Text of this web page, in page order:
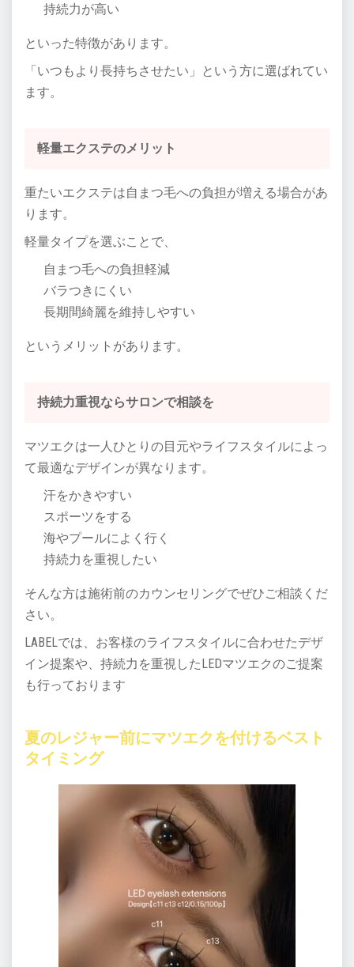
持続力が高い
といった特徴があります。
「いつもより長持ちさせたい」という方に選ばれてい
ます。
軽量エクステのメリット
重たいエクステは自まつ毛への負担が増える場合があ
ります。
軽量タイプを選ぶことで、
自まつ毛への負担軽減
バラつきにくい
長期間綺麗を維持しやすい
というメリットがあります。
持続力重視ならサロンで相談を
マツエクは一人ひとりの目元やライフスタイルによっ
て最適なデザインが異なります。
汗をかきやすい
スポーツをする
海やプールによく行く
持続力を重視したい
そんな方は施術前のカウンセリングでぜひご相談くだ
さい。
LABELでは、お客様のライフスタイルに合わせたデザ
イン提案や、持続力を重視したLEDマツエクのご提案
も行っております
夏のレジャー前にマツエクを付けるベスト
タイミング